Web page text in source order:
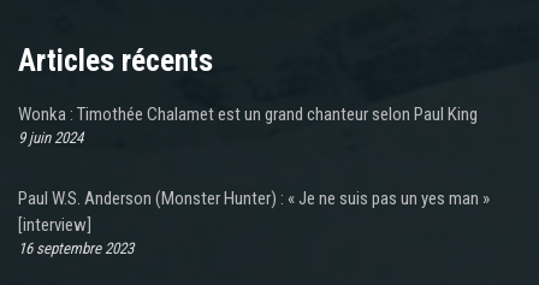
Articles récents
Wonka : Timothée Chalamet est un grand chanteur selon Paul King
9 juin 2024
Paul W.S. Anderson (Monster Hunter) : « Je ne suis pas un yes man »
[interview]
16 septembre 2023